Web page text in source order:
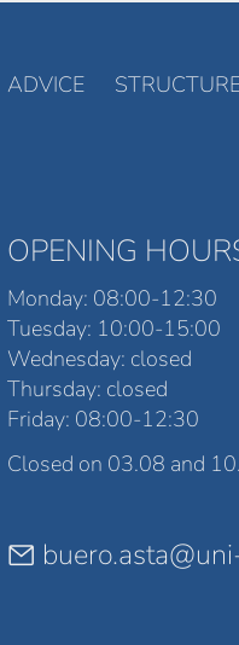
ADVICE
OPENING
Monday: 08:00-12:30
Tuesday: 10:00-15:00
Wednesday: closed
Thursday: closed
Friday: 08:00-12:30
Closed on 03.08 and